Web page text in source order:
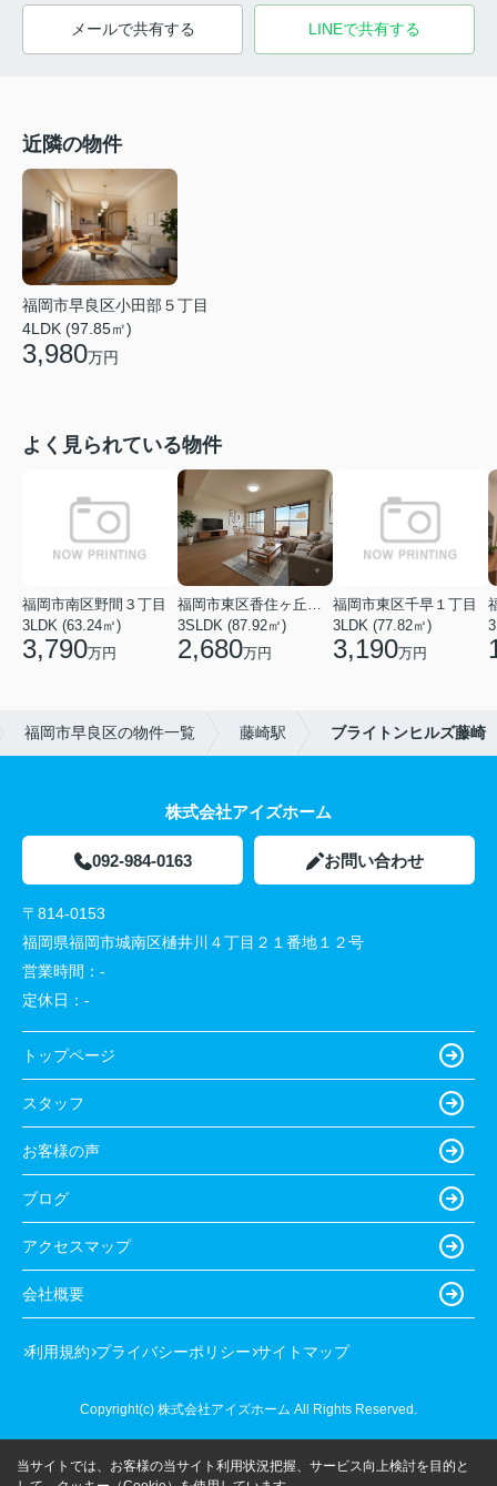
メールで共有する LINEで共有する
近隣の物件
福岡市早良区小田部５丁目
4LDK (97.85㎡)
3,980万円
よく見られている物件
福岡市南区野間３丁目
3LDK (63.24㎡)
3,790万円
福岡市東区香住ヶ丘５丁目
3SLDK (87.92㎡)
2,680万円
福岡市東区千早１丁目
3LDK (77.82㎡)
3,190万円
福岡市早良区の物件一覧 藤崎駅 ブライトンヒルズ藤崎
株式会社アイズホーム
092-984-0163 お問い合わせ
〒814-0153
福岡県福岡市城南区樋井川４丁目２１番地１２号
営業時間： -
定休日： -
トップページ
スタッフ
お客様の声
ブログ
アクセスマップ
会社概要
利用規約 プライバシーポリシー サイトマップ
Copyright(c) 株式会社アイズホーム All Rights Reserved.
当サイトでは、お客様の当サイト利用状況把握、サービス向上検討を目的と